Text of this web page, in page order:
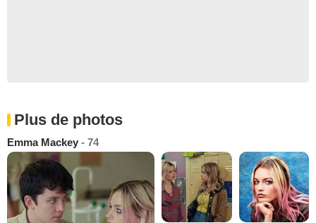
Plus de photos
Emma Mackey - 74